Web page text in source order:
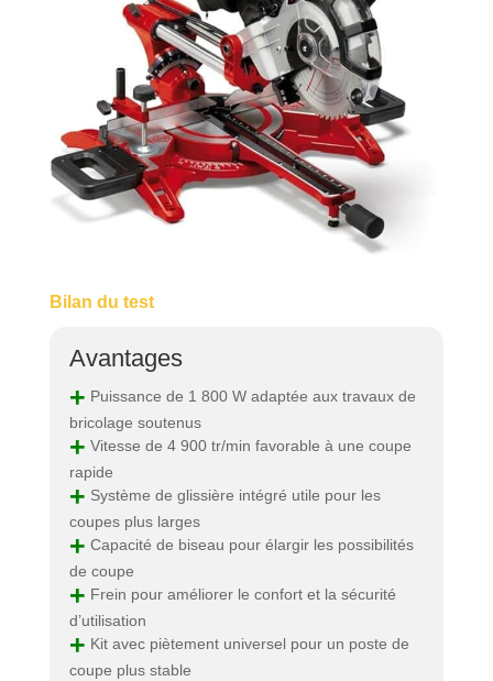
Bilan du test
Avantages
+ Puissance de 1 800 W adaptée aux travaux de
bricolage soutenus
+ Vitesse de 4 900 tr/min favorable à une coupe
rapide
+ Système de glissière intégré utile pour les
coupes plus larges
+ Capacité de biseau pour élargir les possibilités
de coupe
+ Frein pour améliorer le confort et la sécurité
d’utilisation
+ Kit avec piètement universel pour un poste de
coupe plus stable